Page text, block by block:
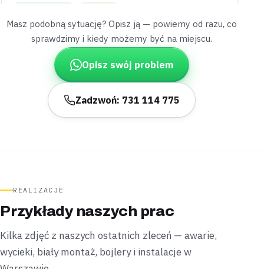
Stanisławów dom z hydroforem
„Odkąd popsuł się bojler, pompa w domu włączała
się niemal bez przerwy.”
Wymieniliśmy bojler i podłączyliśmy go do istniejącej
instalacji bez ingerencji w ściany —hydrofor wrócił do
normalnego rytmu pracy.
„Krany w całym domu przestały nagle podawać
wodę ze studni.”
Sprawdziliśmy pompę głębinową i przywróciliśmy
zasilanie po wymianie bezpiecznika —
cena była znana
jeszcze przed wyjazdem do naprawy.
Opanowane Cena znana z góry
Masz podobną sytuację? Opisz ją — powiemy od razu, co
sprawdzimy i kiedy możemy być na miejscu.
Opisz swój problem
Zadzwoń: 731 114 775
REALIZACJE
Przykłady naszych prac
Kilka zdjęć z naszych ostatnich zleceń — awarie,
wycieki, biały montaż, bojlery i instalacje w